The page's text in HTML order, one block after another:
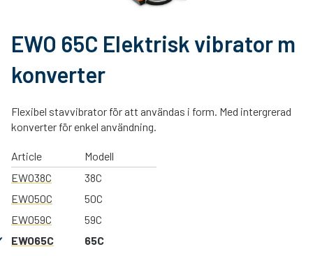
EWO 65C Elektrisk vibrator m
konverter
Flexibel stavvibrator för att användas i form. Med intergrerad
konverter för enkel användning.
Article
Modell
EWO38C
38C
EWO50C
50C
EWO59C
59C
EWO65C
65C